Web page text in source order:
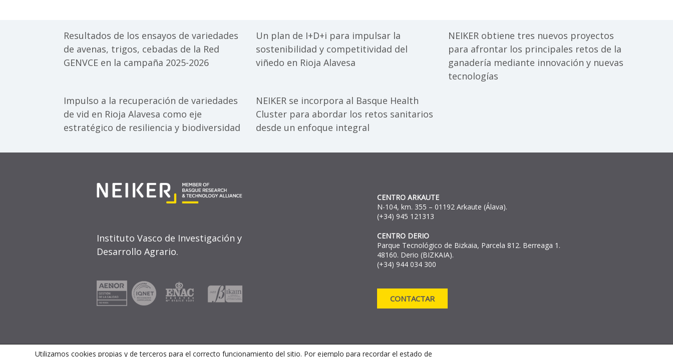
Resultados de los ensayos de variedades
de avenas, trigos, cebadas de la Red
GENVCE en la campaña 2025-2026
Un plan de I+D+i para impulsar la
sostenibilidad y competitividad del
viñedo en Rioja Alavesa
NEIKER obtiene tres nuevos proyectos
para afrontar los principales retos de la
ganadería mediante innovación y nuevas
tecnologías
Impulso a la recuperación de variedades
de vid en Rioja Alavesa como eje
estratégico de resiliencia y biodiversidad
NEIKER se incorpora al Basque Health
Cluster para abordar los retos sanitarios
desde un enfoque integral
Instituto Vasco de Investigación y
Desarrollo Agrario.
CENTRO ARKAUTE
N-104, km. 355 – 01192 Arkaute (Álava).
(+34) 945 121313
CENTRO DERIO
Parque Tecnológico de Bizkaia, Parcela 812. Berreaga 1.
48160. Derio (BIZKAIA).
(+34) 944 034 300
CONTACTAR
Utilizamos cookies propias y de terceros para el correcto funcionamiento del sitio. Por ejemplo para recordar el estado de